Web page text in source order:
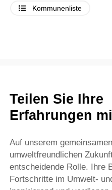
Kommunenliste
Teilen Sie Ihre
Erfahrungen
Auf unserem
umweltfreundlichen
entscheidende Rolle. Ihre
Fortschritte im Umwelt-